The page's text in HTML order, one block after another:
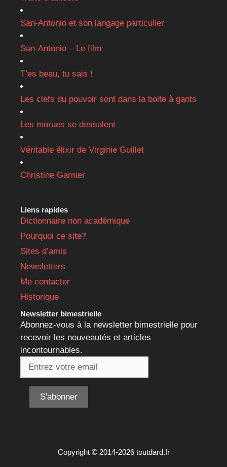
San-Antonio et son langage particulier
San-Antonio – Le film
T’es beau, tu sais !
Les clefs du pouvoir sont dans la boite à gants
Les morues se dessalent
Véritable élixir de Virginie Guillet
Christine Garnier
Liens rapides
Dictionnaire non académique
Pourquoi ce site?
Sites d’amis
Newsletters
Me contacter
Historique
Newsletter bimestrielle
Abonnez-vous à la newsletter bimestrielle pour
recevoir les nouveautés et articles
incontournables.
Copyright © 2014-2026 toutdard.fr